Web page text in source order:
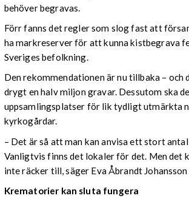
behöver begravas.
Förr fanns det regler som slog fast att
ha markreserver för att kunna kistbegrava
Sveriges befolkning.
Den rekommendationen är nu tillbaka – och
drygt en halv miljon gravar. Dessutom ska
uppsamlingsplatser för lik tydligt utmärkta
kyrkogårdar.
– Det är så att man kan anvisa ett stort antal
Vanligtvis finns det lokaler för det. Men det
inte räcker till, säger Eva Åbrandt
Krematorier kan sluta fungera